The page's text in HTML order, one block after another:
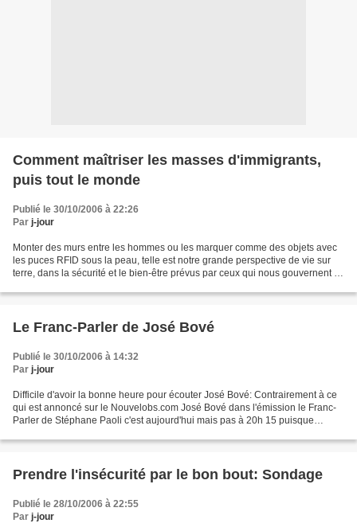
Comment maîtriser les masses d'immigrants,
puis tout le monde
Publié le 30/10/2006 à 22:26
Par j-jour
Monter des murs entre les hommes ou les marquer comme des objets avec
les puces RFID sous la peau, telle est notre grande perspective de vie sur
terre, dans la sécurité et le bien-être prévus par ceux qui nous gouvernent et
Le Franc-Parler de José Bové
Publié le 30/10/2006 à 14:32
Par j-jour
Difficile d'avoir la bonne heure pour écouter José Bové: Contrairement à ce
qui est annoncé sur le Nouvelobs.com José Bové dans l'émission le Franc-
Parler de Stéphane Paoli c'est aujourd'hui mais pas à 20h 15 puisque
Prendre l'insécurité par le bon bout: Sondage
Publié le 28/10/2006 à 22:55
Par j-jour